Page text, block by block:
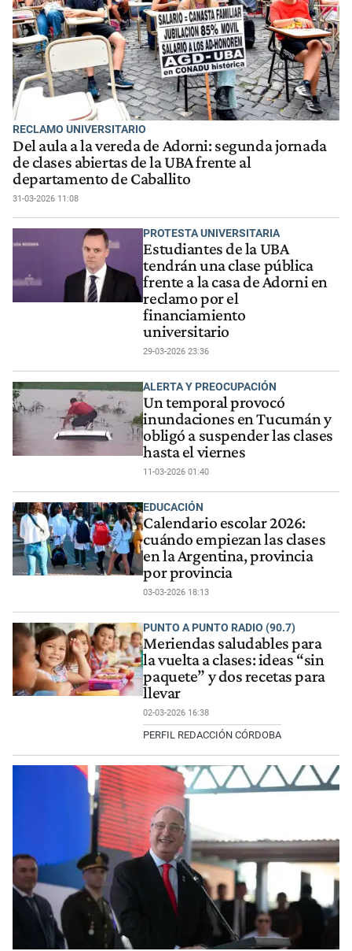
RECLAMO UNIVERSITARIO
Del aula a la vereda de Adorni: segunda jornada
de clases abiertas de la UBA frente al
departamento de Caballito
31-03-2026 11:08
PROTESTA UNIVERSITARIA
Estudiantes de la UBA
tendrán una clase pública
frente a la casa de Adorni en
reclamo por el
financiamiento
universitario
29-03-2026 23:36
ALERTA Y PREOCUPACIÓN
Un temporal provocó
inundaciones en Tucumán y
obligó a suspender las clases
hasta el viernes
11-03-2026 01:40
EDUCACIÓN
Calendario escolar 2026:
cuándo empiezan las clases
en la Argentina, provincia
por provincia
03-03-2026 18:13
PUNTO A PUNTO RADIO (90.7)
Meriendas saludables para
la vuelta a clases: ideas “sin
paquete” y dos recetas para
llevar
02-03-2026 16:38
PERFIL REDACCIÓN CÓRDOBA